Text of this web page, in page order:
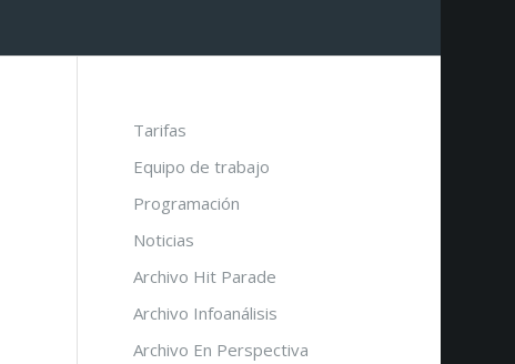
Tarifas
Equipo de trabajo
Programación
Noticias
Archivo Hit Parade
Archivo Infoanálisis
Archivo En Perspectiva